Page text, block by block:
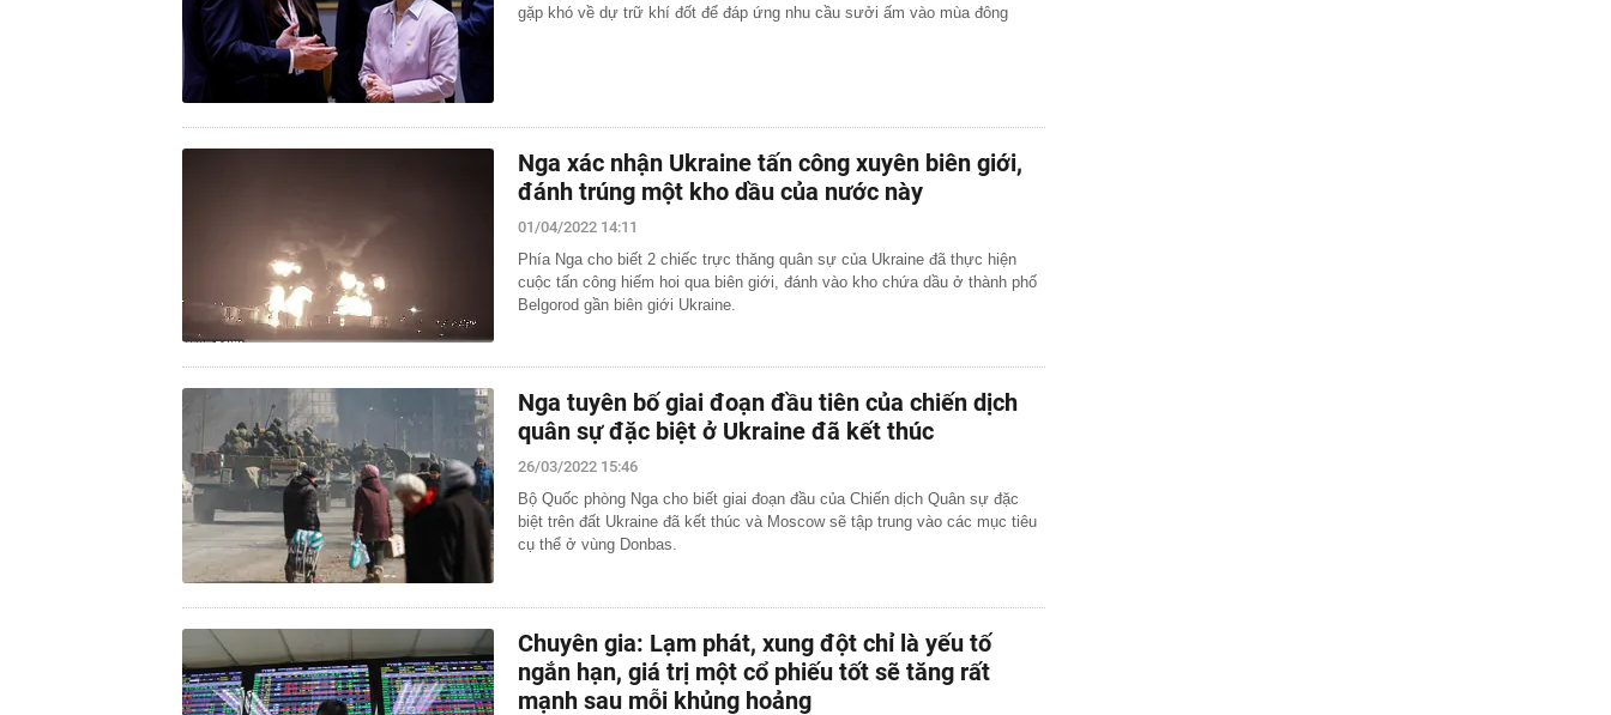
gặp khó về dự trữ khí đốt để đáp ứng nhu cầu sưởi ấm vào mùa đông
Nga xác nhận Ukraine tấn công xuyên biên giới,
đánh trúng một kho dầu của nước này
01/04/2022 14:11
Phía Nga cho biết 2 chiếc trực thăng quân sự của Ukraine đã thực hiện
cuộc tấn công hiếm hoi qua biên giới, đánh vào kho chứa dầu ở thành phố
Belgorod gần biên giới Ukraine.
Nga tuyên bố giai đoạn đầu tiên của chiến dịch
quân sự đặc biệt ở Ukraine đã kết thúc
26/03/2022 15:46
Bộ Quốc phòng Nga cho biết giai đoạn đầu của Chiến dịch Quân sự đặc
biệt trên đất Ukraine đã kết thúc và Moscow sẽ tập trung vào các mục tiêu
cụ thể ở vùng Donbas.
Chuyên gia: Lạm phát, xung đột chỉ là yếu tố
ngắn hạn, giá trị một cổ phiếu tốt sẽ tăng rất
mạnh sau mỗi khủng hoảng